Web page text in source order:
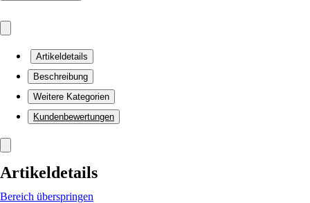
Artikeldetails
Beschreibung
Weitere Kategorien
Kundenbewertungen
Artikeldetails
Bereich überspringen